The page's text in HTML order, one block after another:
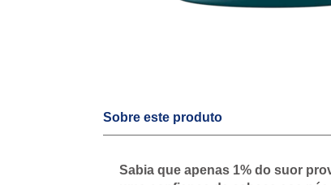
Sobre este produto
Sabia que apenas 1% do suor